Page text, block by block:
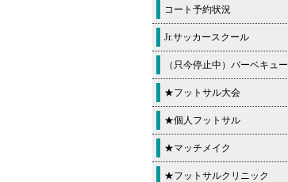
コート予約状況
Jr.サッカースクール
（只今停止中）バーベキュー
★フットサル大会
★個人フットサル
★マッチメイク
★フットサルクリニック